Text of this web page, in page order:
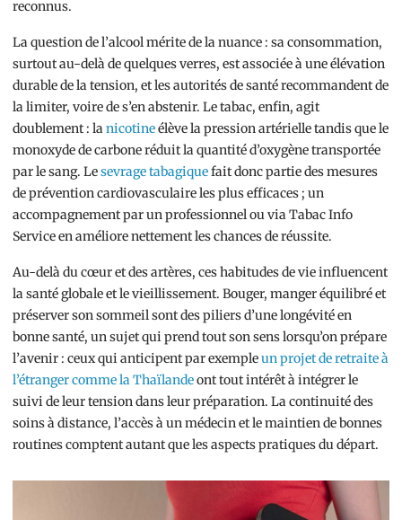
reconnus.
La question de l’alcool mérite de la nuance : sa consommation,
surtout au-delà de quelques verres, est associée à une élévation
durable de la tension, et les autorités de santé recommandent de
la limiter, voire de s’en abstenir. Le tabac, enfin, agit
doublement : lanicotineélève la pression artérielle tandis que le
monoxyde de carbone réduit la quantité d’oxygène transportée
par le sang. Lesevrage tabagiquefait donc partie des mesures
de prévention cardiovasculaire les plus efficaces ; un
accompagnement par un professionnel ou via Tabac Info
Service en améliore nettement les chances de réussite.
Au-delà du cœur et des artères, ces habitudes de vie influencent
la santé globale et le vieillissement. Bouger, manger équilibré et
préserver son sommeil sont des piliers d’une longévité en
bonne santé, un sujet qui prend tout son sens lorsqu’on prépare
l’avenir : ceux qui anticipent par exempleun projet de retraite à
l’étranger comme la Thaïlandeont tout intérêt à intégrer le
suivi de leur tension dans leur préparation. La continuité des
soins à distance, l’accès à un médecin et le maintien de bonnes
routines comptent autant que les aspects pratiques du départ.